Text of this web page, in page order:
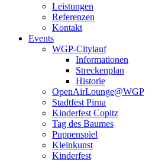
Leistungen
Referenzen
Kontakt
Events
WGP-Citylauf
Informationen
Streckenplan
Historie
OpenAirLounge@WGP
Stadtfest Pirna
Kinderfest Copitz
Tag des Baumes
Puppenspiel
Kleinkunst
Kinderfest